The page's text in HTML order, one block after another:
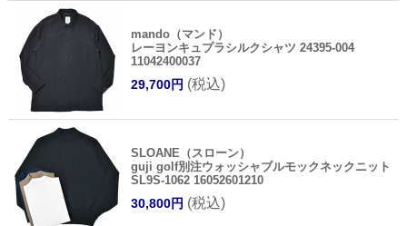
mando（マンド）
レーヨンキュプラシルクシャツ 24395-004
11042400037
29,700円 (税込)
SLOANE（スローン）
guji golf別注ウォッシャブルモックネックニット
SL9S-1062 16052601210
30,800円 (税込)